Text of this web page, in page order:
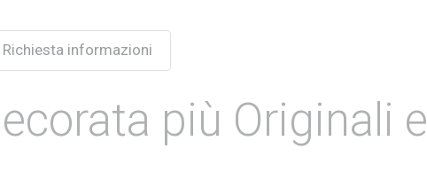
Richiesta informazioni
più Originali e